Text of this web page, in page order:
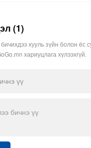
(1)
бичихдээ хууль зүйн болон
хариуцлага хүлээхгүй.